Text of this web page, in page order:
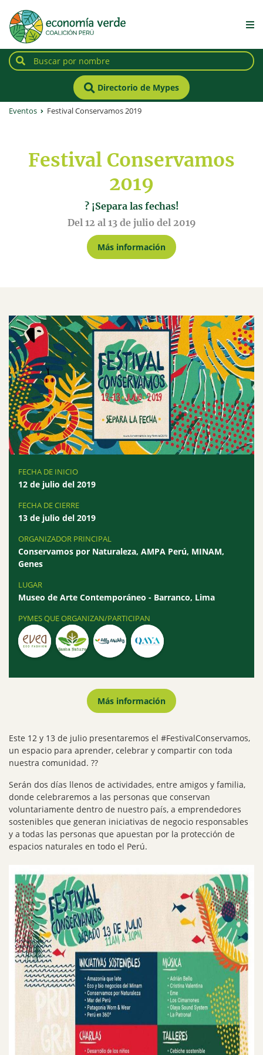
Directorio de Mypes
Eventos Festival Conservamos 2019
Festival Conservamos
2019
? ¡Separa las fechas!
Del 12 al 13 de julio del 2019
Más información
FECHA DE INICIO
12 de julio del 2019
FECHA DE CIERRE
13 de julio del 2019
ORGANIZADOR PRINCIPAL
Conservamos por Naturaleza, AMPA Perú, MINAM,
Genes
LUGAR
Museo de Arte Contemporáneo - Barranco, Lima
PYMES QUE ORGANIZAN/PARTICIPAN
Más información
Este 12 y 13 de julio presentaremos el #FestivalConservamos,
un espacio para aprender, celebrar y compartir con toda
nuestra comunidad. ??
Serán dos días llenos de actividades, entre amigos y familia,
donde celebraremos a las personas que conservan
voluntariamente dentro de nuestro país, a emprendedores
sostenibles que generan iniciativas de negocio responsables
y a todas las personas que apuestan por la protección de
espacios naturales en todo el Perú.